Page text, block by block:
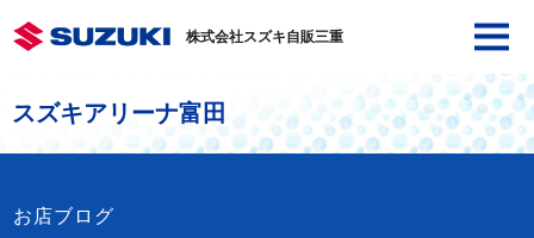
株式会社スズキ自販三重
スズキアリーナ富田
お店ブログ